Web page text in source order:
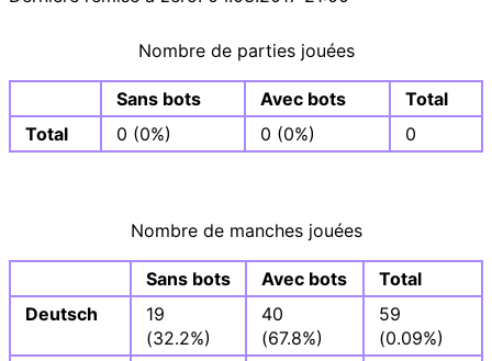
Nombre de parties jouées
Sans bots Avec bots
Total
Total
0 (0%) 0 (0%) 0
Nombre de manches jouées
Sans bots Avec bots
Total
Deutsch
19
(32.2%)
40
(67.8%)
59
(0.09%)